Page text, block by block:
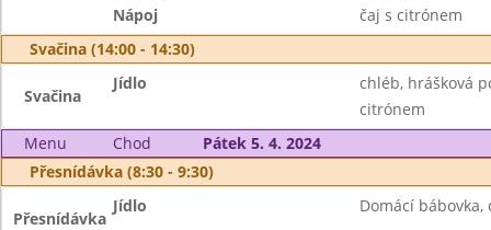
Nápoj
čaj s citrónem
Svačina (14:00 - 14:30)
Svačina
Jídlo
chléb, hrášková
citrónem
Menu
Chod
Pátek 5. 4. 2024
Přesnídávka (8:30 - 9:30)
Přesnídávka
Jídlo Domácí bábovka,